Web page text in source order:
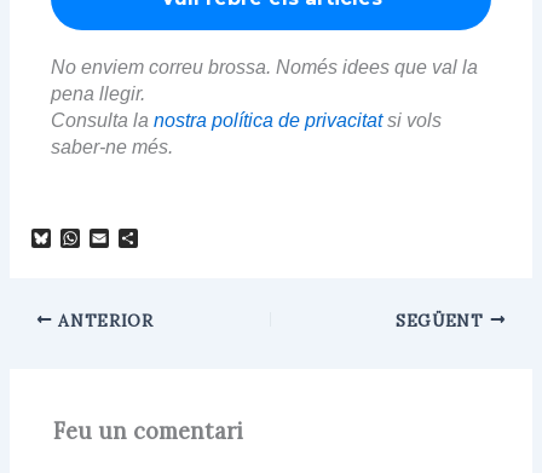
No enviem correu brossa. Només idees que val la
pena llegir.
Consulta lanostra política de privacitatsi vols
saber-ne més.
B
s
k
W
s
A
E
l
a
r
ANTERIOR SEGÜENT
Feu un comentari